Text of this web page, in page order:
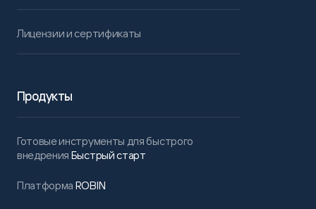
Лицензии и сертификаты
Продукты
Готовые инструменты для быстрого
внедрения Быстрый старт
Платформа ROBIN